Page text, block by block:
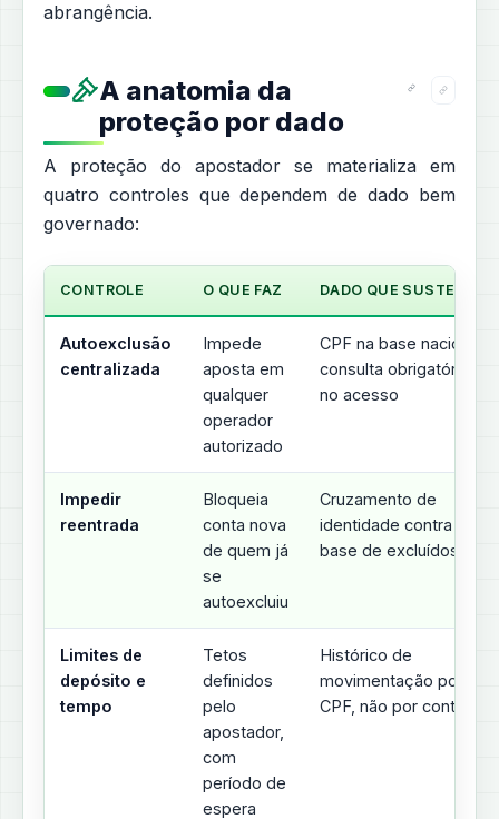
abrangência.
A anatomia da
proteção por dado
A proteção do apostador se materializa em
quatro controles que dependem de dado bem
governado:
CONTROLE O QUE FAZ DADO QUE SUSTENTA
Autoexclusão
centralizada
Impede
aposta em
qualquer
operador
autorizado
CPF na base nacional,
consulta obrigatória
no acesso
Impedir
reentrada
Bloqueia
conta nova
de quem já
se
autoexcluiu
Cruzamento de
identidade contra a
base de excluídos
Limites de
depósito e
tempo
Tetos
definidos
pelo
apostador,
com
período de
espera
Histórico de
movimentação por
CPF, não por conta